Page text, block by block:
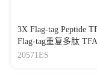
3X Flag-tag Peptide
Flag-tag重复多肽 TFA
20571ES